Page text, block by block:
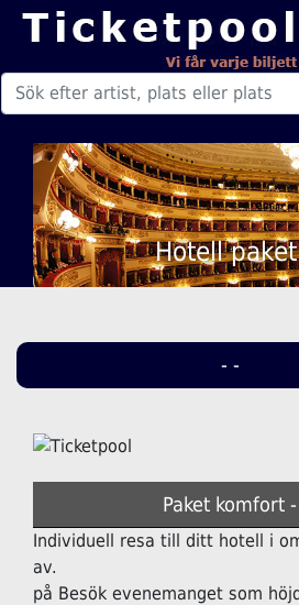
Hotell
- -
Paket komfort -
Individuell resa till ditt hotell i
av.
på Besök evenemanget som